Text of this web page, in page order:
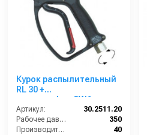
Курок распылительный
RL 30 +
поворот.фит.SW6. вход
22x1.5ш; выход 1/4г.
Артикул:
30.2511.20
Рабочее давление (бар):
350
Производительность (л/мин):
40